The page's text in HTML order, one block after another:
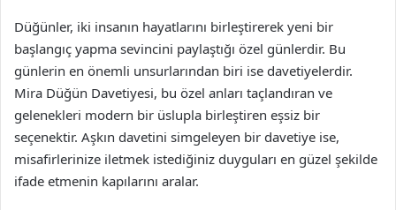
Düğünler, iki insanın hayatlarını birleştirerek yeni bir
başlangıç yapma sevincini paylaştığı özel günlerdir. Bu
günlerin en önemli unsurlarından biri ise davetiyelerdir.
Mira Düğün Davetiyesi, bu özel anları taçlandıran ve
gelenekleri modern bir üslupla birleştiren eşsiz bir
seçenektir. Aşkın davetini simgeleyen bir davetiye ise,
misafirlerinize iletmek istediğiniz duyguları en güzel şekilde
ifade etmenin kapılarını aralar.